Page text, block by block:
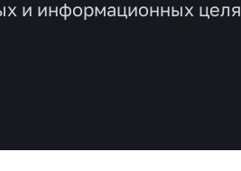
и информационных